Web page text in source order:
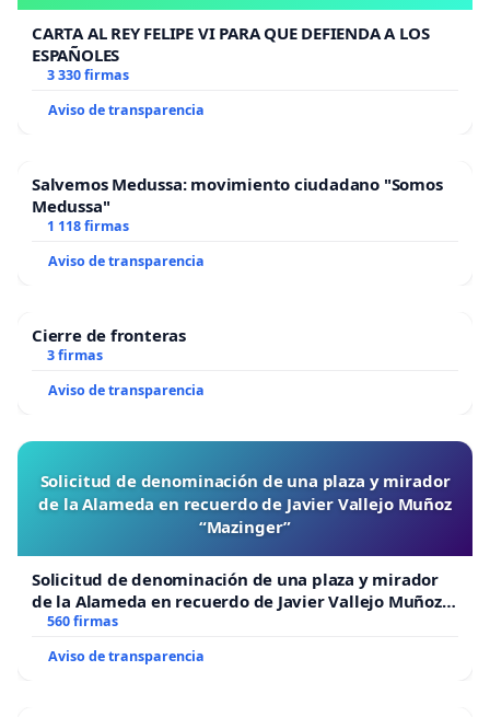
CARTA AL REY FELIPE VI PARA QUE DEFIENDA A LOS
ESPAÑOLES
3 330 firmas
Aviso de transparencia
Salvemos Medussa: movimiento ciudadano "Somos
Medussa"
1 118 firmas
Aviso de transparencia
Cierre de fronteras
3 firmas
Aviso de transparencia
Solicitud de denominación de una plaza y mirador
de la Alameda en recuerdo de Javier Vallejo Muñoz
“Mazinger”
Solicitud de denominación de una plaza y mirador
de la Alameda en recuerdo de Javier Vallejo Muñoz
“Mazinger”
560 firmas
Aviso de transparencia